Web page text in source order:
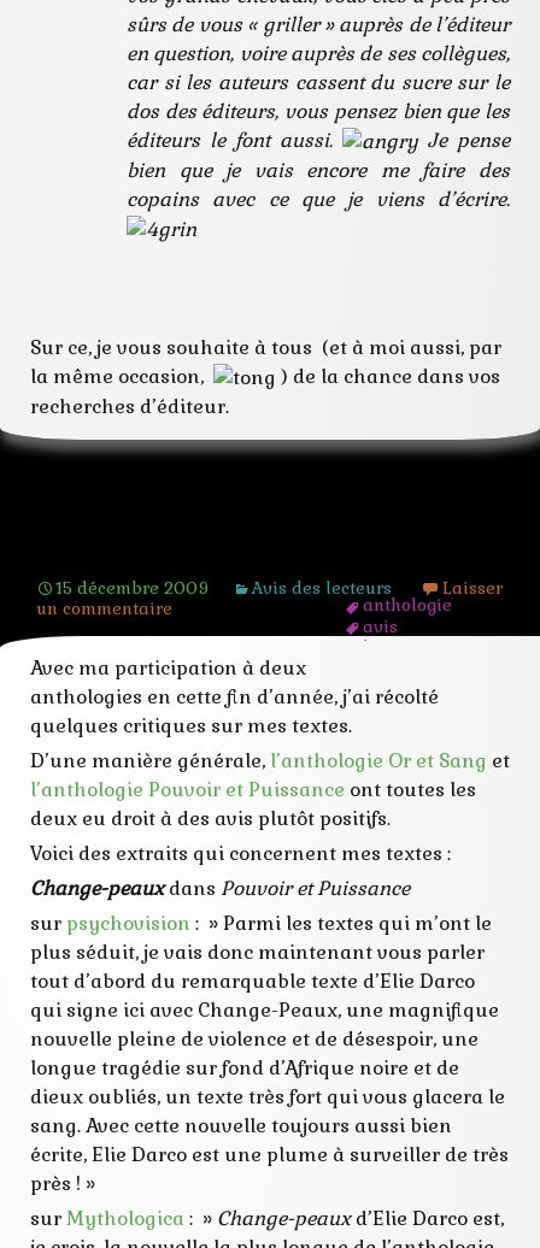
sûrs de vous « griller » auprès de l’éditeur
en question, voire auprès de ses collègues,
car si les auteurs cassent du sucre sur le
dos des éditeurs, vous pensez bien que les
éditeurs le font aussi.
Je pense
bien que je vais encore me faire des
copains avec ce que je viens d’écrire.
Sur ce, je vous souhaite à tous (et à moi aussi, par
la même occasion,
) de la chance dans vos
recherches d’éditeur.
15 décembre 2009 Avis des lecteurs
anthologie
avis
bonnes
compliments
critiques
editions
littéraire
mauvaises
nouvelles
publiées
retours
texte
Laisser
un commentaire
Avec ma participation à deux
anthologies en cette fin d’année, j’ai récolté
quelques critiques sur mes textes.
D’une manière générale, l’anthologie Or et Sang et
l’anthologie Pouvoir et Puissance ont toutes les
deux eu droit à des avis plutôt positifs.
Voici des extraits qui concernent mes textes :
Change-peaux dans Pouvoir et Puissance
sur psychovision : » Parmi les textes qui m’ont le
plus séduit, je vais donc maintenant vous parler
tout d’abord du remarquable texte d’Elie Darco
qui signe ici avec Change-Peaux, une magnifique
nouvelle pleine de violence et de désespoir, une
longue tragédie sur fond d’Afrique noire et de
dieux oubliés, un texte très fort qui vous glacera le
sang. Avec cette nouvelle toujours aussi bien
écrite, Elie Darco est une plume à surveiller de très
près ! »
surMythologica: » Change-peauxd’Elie Darco est,